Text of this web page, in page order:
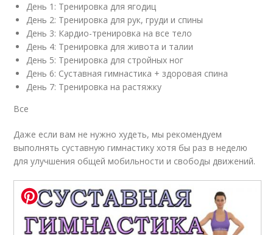
День 1: Тренировка для ягодиц
День 2: Тренировка для рук, груди и спины
День 3: Кардио-тренировка на все тело
День 4: Тренировка для живота и талии
День 5: Тренировка для стройных ног
День 6: Суставная гимнастика + здоровая спина
День 7: Тренировка на растяжку
Все
Даже если вам не нужно худеть, мы рекомендуем
выполнять суставную гимнастику хотя бы раз в неделю
для улучшения общей мобильности и свободы движений.